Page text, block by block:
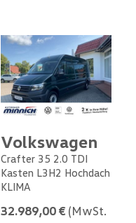
Volkswagen
Crafter 35 2.0 TDI
Kasten L3H2 Hochdach
KLIMA
32.989,00 € (MwSt.